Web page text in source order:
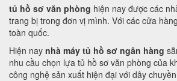
tủ hồ sơ văn phòng hiện nay được các
trang bị trong đơn vị mình. Với các cửa
toàn quốc.
Hiện nay nhà máy tủ hồ sơ ngân hàng
nhu cầu chọn lựa tủ hồ sơ văn phòng của
công nghệ sản xuất hiện đại với dây